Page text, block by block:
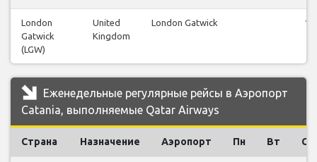
London
Gatwick
(LGW)
United
Kingdom
London Gatwick 11
Еженедельные регулярные рейсы в Аэропорт
Catania, выполняемые Qatar Airways
Страна Назначение Аэропорт Пн Вт Ср